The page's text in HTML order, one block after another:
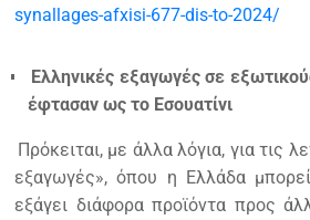
synallages-afxisi-677-dis-to-2024/
Ελληνικές εξαγωγές σε
έφτασαν ως το Εσουατίνι
Πρόκειται, με άλλα λόγια, για τις
εξαγωγές», όπου η Ελλάδα
εξάγει διάφορα προϊόντα προς